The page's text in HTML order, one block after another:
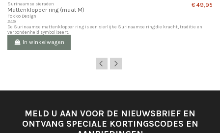
Surinaamse sieraden
Mattenklopper ring (maat M)
Fokko Design
249
€ 49,95
De Surinaamse mattenklopper ring is een sierlijke Surinaamse ring die kracht, traditie en
verbondenheid symboliseert.
In winkelwagen
MELD U AAN VOOR DE NIEUWSBRIEF EN
ONTVANG SPECIALE KORTINGSCODES EN